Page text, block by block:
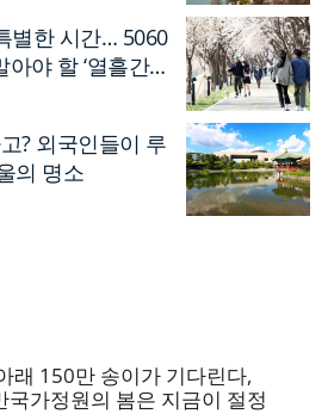
별한 시간… 5060
야 할 ‘열흘간의
? 외국인들이 루
의 명소
래 150만 송이가 기다린다,
국가정원의 봄은 지금이 절정